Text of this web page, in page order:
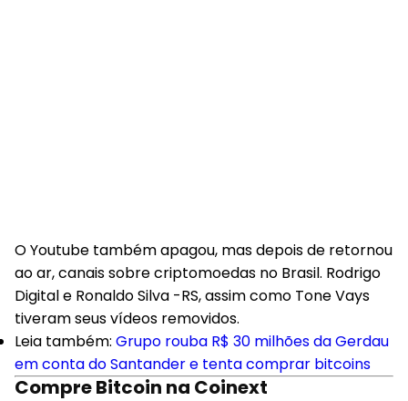
O Youtube também apagou, mas depois de retornou
ao ar, canais sobre criptomoedas no Brasil. Rodrigo
Digital e Ronaldo Silva -RS, assim como Tone Vays
tiveram seus vídeos removidos.
Leia também: Grupo rouba R$ 30 milhões da Gerdau
em conta do Santander e tenta comprar bitcoins
Compre Bitcoin na Coinext